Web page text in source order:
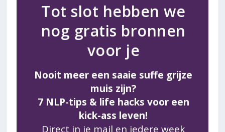
Tot slot hebben we
nog gratis bronnen
voor je
Nooit meer een saaie suffe grijze
muis zijn?
7 NLP-tips & life hacks voor een
kick-ass leven!
Direct in je mail en iedere week